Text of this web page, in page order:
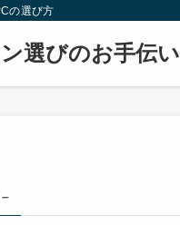
の選び方
選びのお手伝い